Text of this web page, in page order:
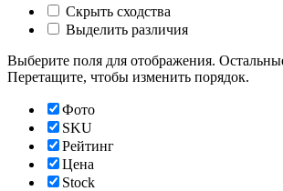
Скрыть сходства
Выделить различия
Выберите поля для отображения.
Перетащите, чтобы изменить порядок.
Фото
SKU
Рейтинг
Цена
Stock